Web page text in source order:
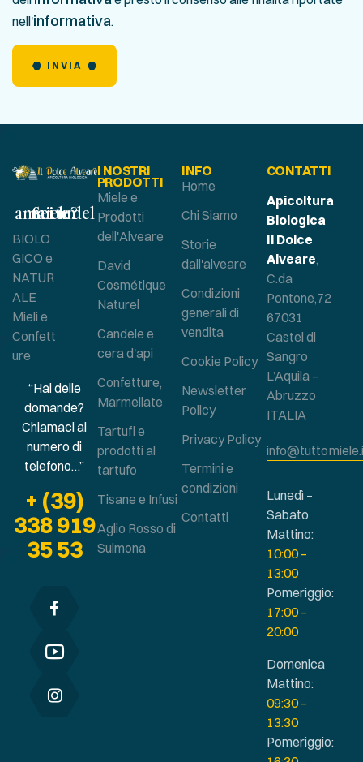
nell'informativa.
INVIA
I NOSTRI
PRODOTTI
Miele e
Prodotti
dell'Alveare
David
Cosmétique
Naturel
Candele e
cera d'api
Confetture,
Marmellate
Tartufi e
prodotti al
tartufo
Tisane e Infusi
Aglio Rosso di
Sulmona
INFO
Home
Chi Siamo
Storie
dall'alveare
Condizioni
generali di
vendita
Cookie Policy
Newsletter
Policy
Privacy Policy
Termini e
condizioni
Contatti
Sei un amante del miele?
BIOLO
GICO e
NATUR
ALE
Mieli e
Confett
ure
“Hai delle
domande?
Chiamaci al
numero di
telefono…”
+ (39)
338 919
35 53
CONTATTI
Apicoltura
Biologica
Il Dolce
Alveare,
C.da
Pontone,72
67031
Castel di
Sangro
L’Aquila –
Abruzzo
ITALIA
Lunedì –
Sabato
Mattino:
10:00 –
13:00
Pomeriggio:
17:00 –
20:00
Domenica
Mattino:
09:30 –
13:30
Pomeriggio: